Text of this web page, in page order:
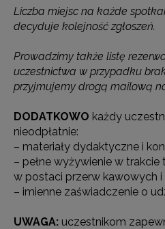
Liczba miejsc na każde
decyduje kolejność zgłoszeń.
Prowadzimy także listę
uczestnictwa w przypadku
przyjmujemy drogą mailową
DODATKOWO każdy
nieodpłatnie:
– materiały dydaktyczne i
– pełne wyżywienie w trakcie
w postaci przerw kawowych i
– imienne zaświadczenie o
UWAGA: uczestnikom